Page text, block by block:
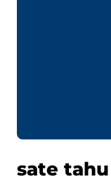
sate tahu